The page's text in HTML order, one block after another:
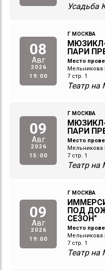
Усадьба
08
Авг
2026
19:00
Г МОСКВА
ПАРИ
Место
Мельникова
7 стр. 1
Театр на
09
Авг
2026
15:00
Г МОСКВА
ПАРИ
Место
Мельникова
7 стр. 1
Театр на
09
Авг
2026
19:00
Г МОСКВА
ПОД
СЕЗОН"
Место
Мельникова
7 стр. 1
Театр на